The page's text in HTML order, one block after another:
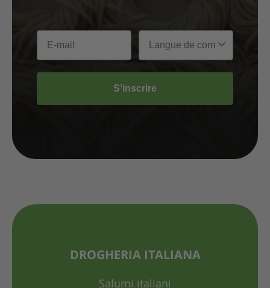
S’inscrire
DROGHERIA ITALIANA
Salumi italiani